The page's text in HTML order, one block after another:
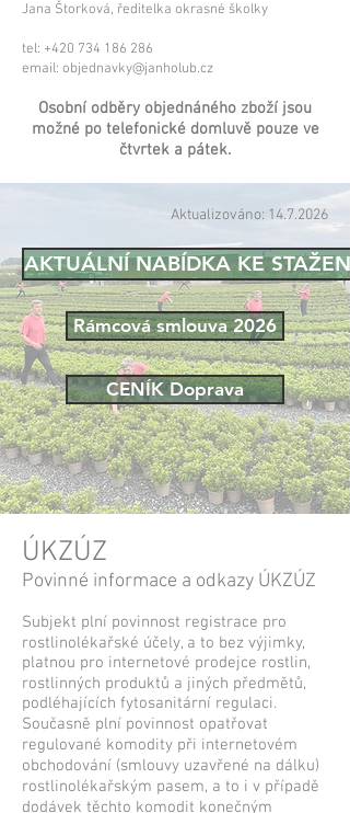
Jana Štorková, ředitelka okrasné školky
tel: +420 734 186 286
email: objednavky@janholub.cz
Osobní odběry objednáného zboží jsou
možné po telefonické domluvě pouze ve
čtvrtek a pátek.
Aktualizováno: 14.7.2026
AKTUÁLNÍ NABÍDKA KE STAŽENÍ
Rámcová smlouva 2026
CENÍK Doprava
ÚKZÚZ
Povinné informace a odkazy ÚKZÚZ
Subjekt plní povinnost registrace pro
rostlinolékařské účely, a to bez výjimky,
platnou pro internetové prodejce rostlin,
rostlinných produktů a jiných předmětů,
podléhajících fytosanitární regulaci.
Současně plní povinnost opatřovat
regulované komodity při internetovém
obchodování (smlouvy uzavřené na dálku)
rostlinolékařským pasem, a to i v případě
dodávek těchto komodit konečným